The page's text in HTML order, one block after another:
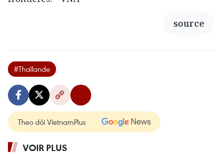
source
#Thaïlande
Theo dõi VietnamPlus
VOIR PLUS